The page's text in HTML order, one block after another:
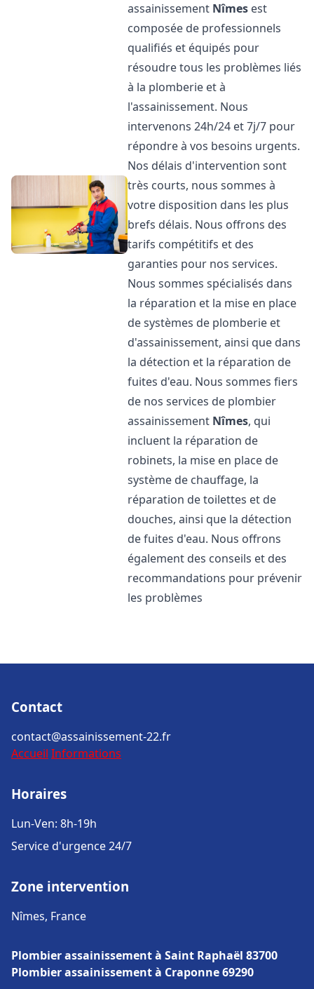
assainissement Nîmes est
composée de professionnels
qualifiés et équipés pour
résoudre tous les problèmes liés
à la plomberie et à
l'assainissement. Nous
intervenons 24h/24 et 7j/7 pour
répondre à vos besoins urgents.
Nos délais d'intervention sont
très courts, nous sommes à
votre disposition dans les plus
brefs délais. Nous offrons des
tarifs compétitifs et des
garanties pour nos services.
Nous sommes spécialisés dans
la réparation et la mise en place
de systèmes de plomberie et
d'assainissement, ainsi que dans
la détection et la réparation de
fuites d'eau. Nous sommes fiers
de nos services de plombier
assainissement Nîmes, qui
incluent la réparation de
robinets, la mise en place de
système de chauffage, la
réparation de toilettes et de
douches, ainsi que la détection
de fuites d'eau. Nous offrons
également des conseils et des
recommandations pour prévenir
les problèmes
Contact
contact@assainissement-22.fr
Accueil Informations
Horaires
Lun-Ven: 8h-19h
Service d'urgence 24/7
Zone intervention
Nîmes, France
Plombier assainissement à Saint Raphaël 83700
Plombier assainissement à Craponne 69290